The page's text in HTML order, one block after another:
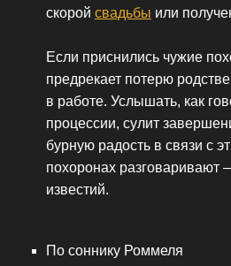
скорой свадьбы или
Если приснились чужие
предрекает потерю
в работе. Услышать, как
процессии, сулит
бурную радость в связи с
похоронах разговаривают
известий.
По соннику Роммеля